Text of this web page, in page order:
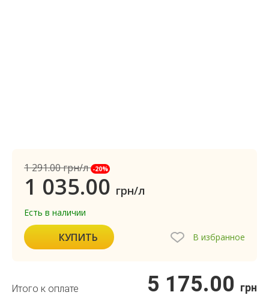
1 291.00грн/л -20%
1 035.00 грн/л
Есть в наличии
КУПИТЬ В избранное
Итого к оплате 5 175.00 грн